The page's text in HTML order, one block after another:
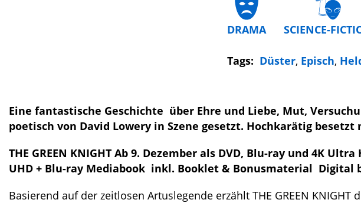
DRAMA SCIENCE-
Tags: Düster, Episch,
Eine fantastische Geschichte über Ehre und Liebe, Mut,
poetisch von David Lowery in Szene gesetzt. Hochkarätig besetzt
THE GREEN KNIGHT Ab 9. Dezember als DVD, Blu-ray und 4K
UHD + Blu-ray Mediabook inkl. Booklet & Bonusmaterial Digital
Basierend auf der zeitlosen Artuslegende erzählt THE GREEN